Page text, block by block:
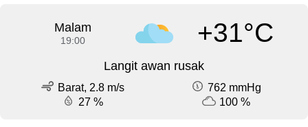
Malam
19:00 +31°C
Langit awan rusak
Barat, 2.8 m/s
762 mmHg
27 %
100 %